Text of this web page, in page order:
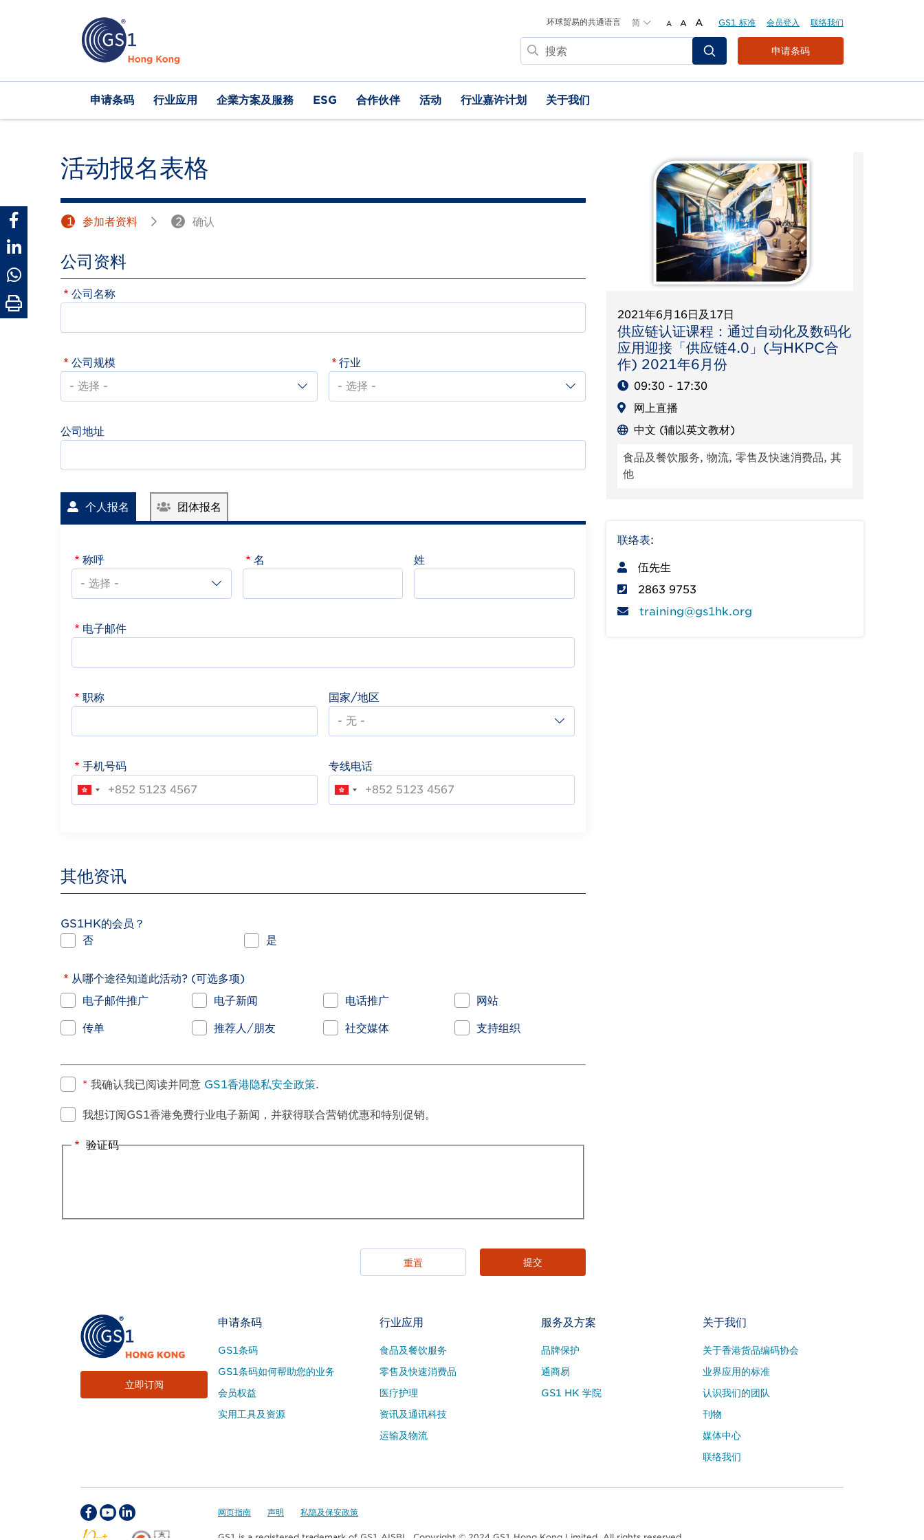
环球贸易的共通语言 简 A A A GS1 标准 会员登入 联络我们
搜
索
Header
Top
Menu
申请条码
Main
navigation
申请条码 行业应用 企業方案及服務 ESG 合作伙伴 活动 行业嘉许计划 关于我们
活动报名表格
1 参加者资料 2 确认
公司资料
公司名称
公司规模 行业
公司地址
个人报名 团体报名
称呼 名 姓
电子邮件
职称 国家/地区
手机号码 专线电话
其他资讯
GS1HK的会员？
否
是
从哪个途径知道此活动? (可选多项)
电子邮件推广
电子新闻 电话推广 网站
传单 推荐人/朋友 社交媒体 支持组织
* 我确认我已阅读并同意 GS1香港隐私安全政策.
我想订阅GS1香港免费行业电子新闻，并获得联合营销优惠和特别促销。
验证码
2021年6月16日及17日
供应链认证课程：通过自动化及数码化
应用迎接「供应链4.0」(与HKPC合
作) 2021年6月份
09:30 - 17:30
网上直播
中文 (辅以英文教材)
食品及餐饮服务, 物流, 零售及快速消费品, 其
他
联络表:
伍先生
2863 9753
training@gs1hk.org
立即订阅
Footer
Site
Menu
申请条码
GS1条码
GS1条码如何帮助您的业务
会员权益
实用工具及资源
行业应用
食品及餐饮服务
零售及快速消费品
医疗护理
资讯及通讯科技
运输及物流
服务及方案
品牌保护
通商易
GS1 HK 学院
关于我们
关于香港货品编码协会
业界应用的标准
认识我们的团队
刊物
媒体中心
联络我们
Footer
网页指南 声明 私隐及保安政策
GS1 is a registered trademark of GS1 AISBL. Copyright © 2024 GS1 Hong Kong Limited. All rights reserved.